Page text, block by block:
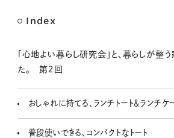
Index
「心地よい暮らし研究会」と、暮らしが整
た。 第２回
おしゃれに持てる、ランチトート＆ランチ
普段使いできる、コンパクトなトート